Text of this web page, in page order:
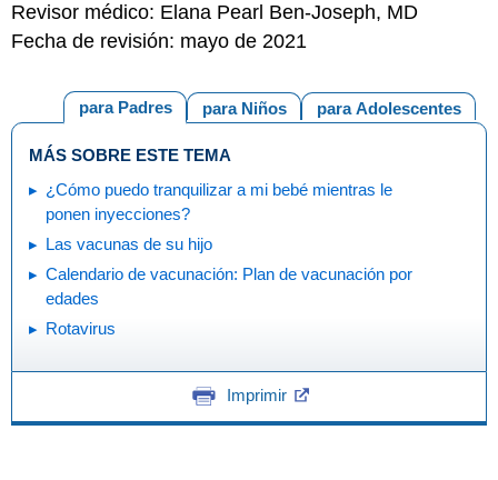
Revisor médico: Elana Pearl Ben-Joseph, MD
Fecha de revisión: mayo de 2021
para Adolescentes
para Niños
para Padres
MÁS SOBRE ESTE TEMA
¿Cómo puedo tranquilizar a mi bebé mientras le
ponen inyecciones?
Las vacunas de su hijo
Calendario de vacunación: Plan de vacunación por
edades
Rotavirus
Imprimir